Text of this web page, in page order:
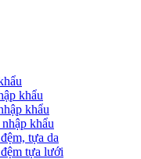
khẩu
khẩu
khẩu
tựa da
tựa lưới